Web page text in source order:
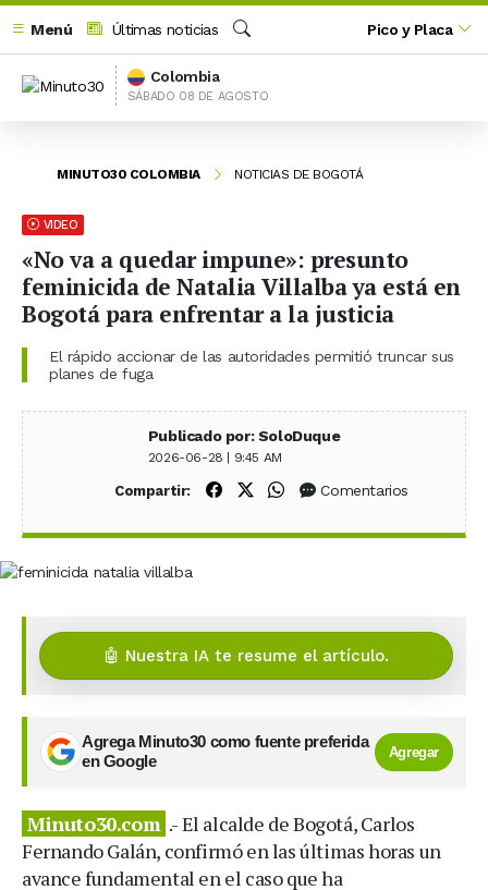
Menú
Últimas noticias
Buscar
Pico y Placa
Colombia
SÁBADO 08 DE AGOSTO
MINUTO30 COLOMBIA NOTICIAS DE BOGOTÁ
VIDEO
«No va a quedar impune»: presunto
feminicida de Natalia Villalba ya está en
Bogotá para enfrentar a la justicia
El rápido accionar de las autoridades permitió truncar sus
planes de fuga
Publicado por: SoloDuque
2026-06-28 | 9:45 AM
Compartir: Compartir en Facebook
Compartir en X (Twitter)
Compartir en WhatsApp
Comentarios
🤖 Nuestra IA te resume el artículo.
Agrega Minuto30 como fuente preferida
en Google
Agregar
Minuto30.com .- El alcalde de Bogotá, Carlos
Fernando Galán, confirmó en las últimas horas un
avance fundamental en el caso que ha